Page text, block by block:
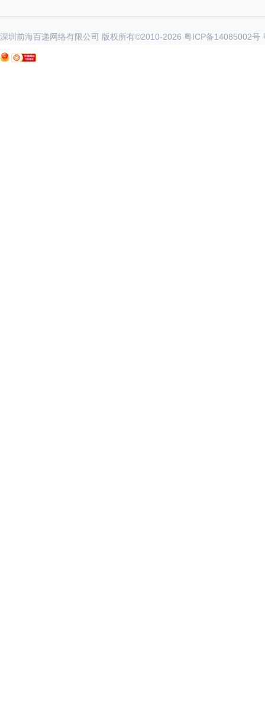
深圳前海百递网络有限公司 版权所有©2010-2026 粤ICP备14085002号